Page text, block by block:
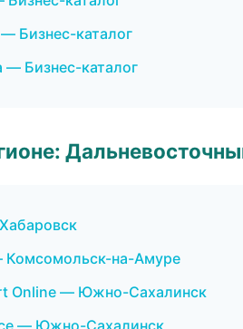
Бизнес-каталог
— Бизнес-каталог
Комсомольск-на-Амуре
Online — Южно-Сахалинск
— Южно-Сахалинск